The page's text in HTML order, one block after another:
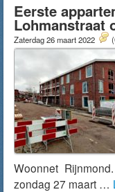
Eerste
Lohmanstraat
Zaterdag 26 maart 2022
Woonnet
zondag 27 maart …